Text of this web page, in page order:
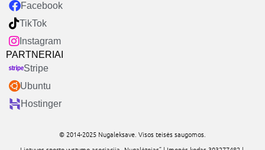
Facebook
TikTok
Instagram
PARTNERIAI
Stripe
Ubuntu
Hostinger
© 2014-2025 Nugaleksave. Visos teisės saugomos.